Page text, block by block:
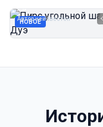
НОВОЕ
Автор неизвестен